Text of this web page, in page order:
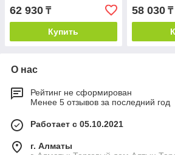
62 930 ₸
Купить
58 030₸
О нас
Рейтинг не сформирован
Менее 5 отзывов за последний год
Работает с 05.10.2021
г. Алматы